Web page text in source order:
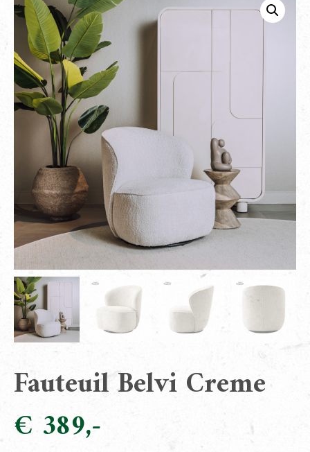
Fauteuil Belvi Creme
€ 389